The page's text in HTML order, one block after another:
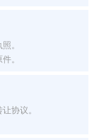
。
。
协议。